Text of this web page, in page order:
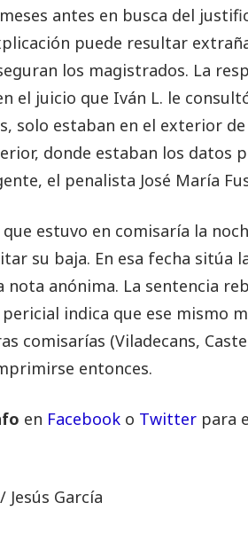
antes en busca del
puede resultar
los magistrados. La
el juicio que Iván L. le
solo estaban en el exterior
donde estaban los datos
el penalista José María
estuvo en comisaría la
su baja. En esa fecha sitúa
nota anónima. La sentencia
indica que ese mismo
comisarías (Viladecans,
entonces.
en Facebook o Twitter para
Jesús García